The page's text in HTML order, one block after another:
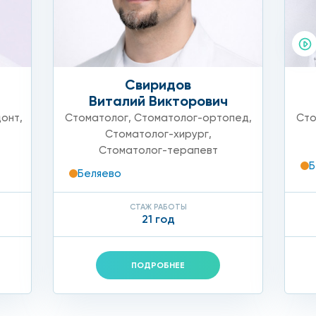
такие проблемы, как:
пищи.
травм или запущенного кариеса;
зуб уже травмирован, необходимо предотвратить
в зубах прежде всего неприятны в
,
Свиридов
Виталий Викторович
Стоматолог, Стоматолог-ортопед,
Стоматолог-хирург,
Стоматолог-терапевт
Беляево
СТАЖ РАБОТЫ
21 год
ПОДРОБНЕЕ